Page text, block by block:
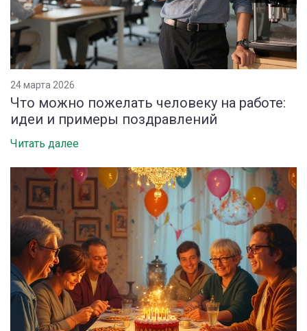
24 марта 2026
Что можно пожелать человеку на работе:
идеи и примеры поздравлений
Читать далее